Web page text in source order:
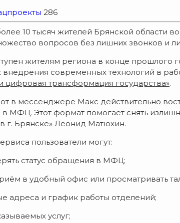
286
10 тысяч жителей Брянской
вопросов без лишних звонков и
жителям региона в конце прошлого
внедрения современных технологий в
цифровая трансформация государства».
в мессенджере Макс действительно
в МФЦ. Этот формат помогает снять
г. Брянске» Леонид Матюхин.
пользователи могут:
статус обращения в МФЦ;
в удобный офис или просматривать
адреса и график работы отделений;
услуг;